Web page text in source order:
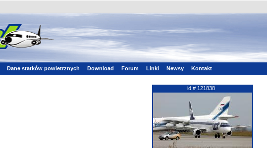
Dane statków powietrznych Download Forum Linki Newsy Kontakt
id # 121838